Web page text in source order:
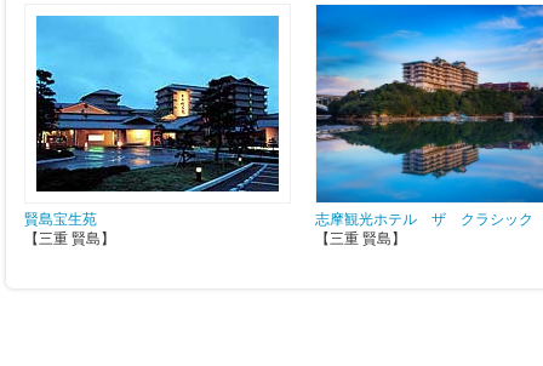
賢島宝生苑
【三重 賢島】
志摩観光ホテル ザ クラシック
【三重 賢島】